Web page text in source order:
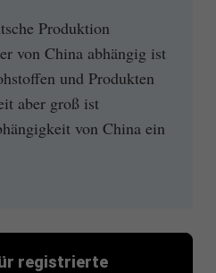
Produktion
von China abhängig ist
und Produkten
aber groß ist
von China ein
registrierte